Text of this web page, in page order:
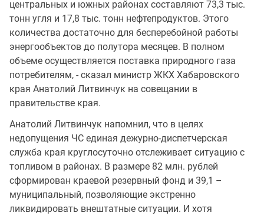
центральных и южных районах составляют 73,3 тыс.
тонн угля и 17,8 тыс. тонн нефтепродуктов. Этого
количества достаточно для бесперебойной работы
энергообъектов до полутора месяцев. В полном
объеме осуществляется поставка природного газа
потребителям, - сказал министр ЖКХ Хабаровского
края Анатолий Литвинчук на совещании в
правительстве края.
Анатолий Литвинчук напомнил, что в целях
недопущения ЧС единая дежурно-диспетчерская
служба края круглосуточно отслеживает ситуацию с
топливом в районах. В размере 82 млн. рублей
сформирован краевой резервный фонд и 39,1 –
муниципальный, позволяющие экстренно
ликвидировать внештатные ситуации. И хотя